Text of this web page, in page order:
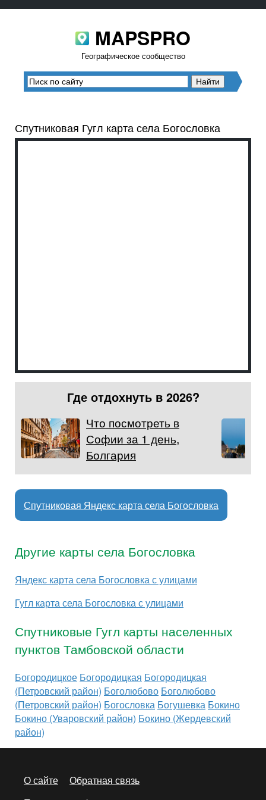
MAPSPRO
Географическое сообщество
Спутниковая Гугл карта села Богословка
Где отдохнуть в 2026?
Что посмотреть в
Софии за 1 день,
Болгария
Спутниковая Яндекс карта села Богословка
Другие карты села Богословка
Яндекс карта села Богословка с улицами
Гугл карта села Богословка с улицами
Спутниковые Гугл карты населенных
пунктов Тамбовской области
Богородицкое Богородицкая Богородицкая
(Петровский район) Боголюбово Боголюбово
(Петровский район) Богословка Богушевка Бокино
Бокино (Уваровский район) Бокино (Жердевский
район)
О сайте
Обратная связь